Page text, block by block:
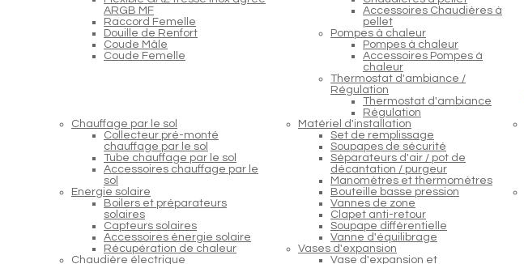
ARGB MF
Raccord Femelle
Douille de Renfort
Coude Mâle
Coude Femelle
Accessoires Chaudières à
pellet
Pompes à chaleur
Pompes à chaleur
Accessoires Pompes à
chaleur
Thermostat d'ambiance /
Régulation
Thermostat d'ambiance
Régulation
Chauffage par le sol
Collecteur pré-monté
chauffage par le sol
Tube chauffage par le sol
Accessoires chauffage par le
sol
Energie solaire
Boilers et préparateurs
solaires
Capteurs solaires
Accessoires énergie solaire
Récupération de chaleur
Chaudière électrique
Matériel d'installation
Set de remplissage
Soupapes de sécurité
Séparateurs d'air / pot de
décantation / purgeur
Manomètres et thermomètres
Bouteille basse pression
Vannes de zone
Clapet anti-retour
Soupape différentielle
Vanne d'équilibrage
Vases d'expansion
Vase d'expansion et